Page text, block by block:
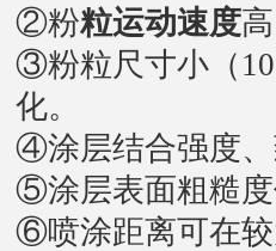
②粉粒运动速度
③粉粒尺寸小（
化。
④涂层结合强度
⑤涂层表面粗糙
⑥喷涂距离可在